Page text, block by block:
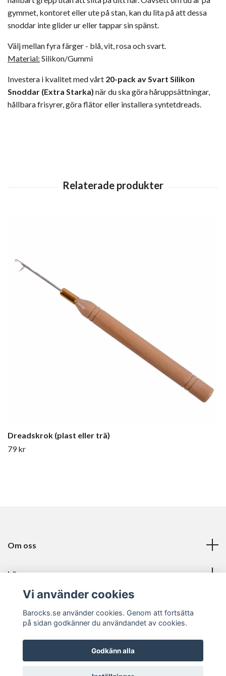
gymmet, kontoret eller ute på stan, kan du lita på att dessa
snoddar inte glider ur eller tappar sin spänst.
Välj mellan fyra färger - blå, vit, rosa och svart.
Material: Silikon/Gummi
Investera i kvalitet med vårt 20-pack av Svart Silikon
Snoddar (Extra Starka) när du ska göra håruppsättningar,
hållbara frisyrer, göra flätor eller installerasyntetdreads
Dreadskrok (plast eller trä)
79 kr
Om oss
Läs mer
© 2026 Barocks
Vi använder cookies
Barocks.se använder cookies. Genom att fortsätta
på sidan godkänner du användandet av cookies.
Godkänn alla